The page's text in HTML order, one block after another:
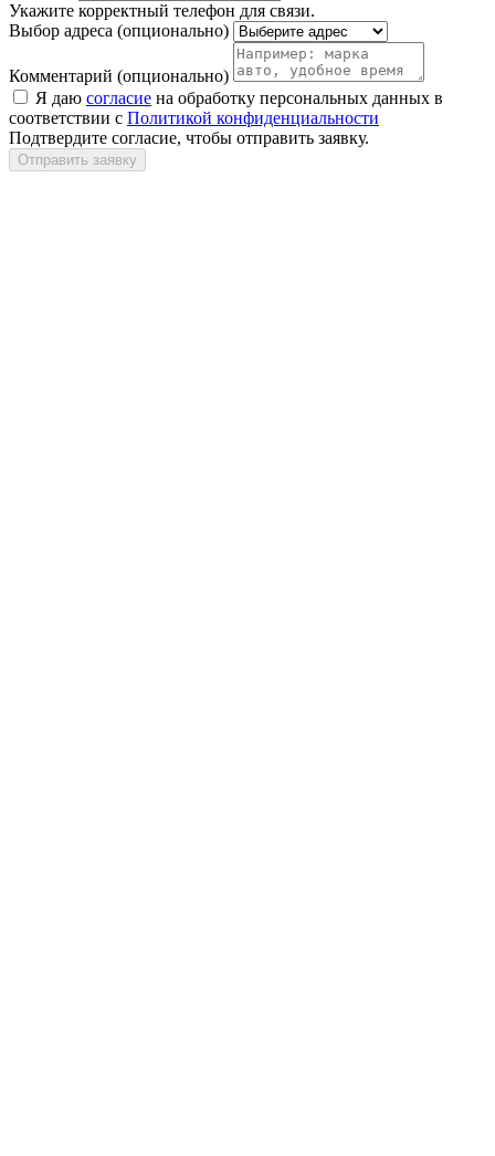
Укажите корректный телефон для связи.
Выбор адреса (опционально)
Комментарий (опционально)
Я даю согласие на обработку персональных данных в
соответствии с Политикой конфиденциальности
Подтвердите согласие, чтобы отправить заявку.
Отправить заявку